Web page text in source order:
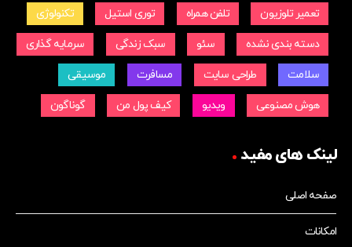
تعمیر تلوزیون تلفن همراه توری استیل تکنولوژی
دسته بندی نشده سئو سبک زندگی سرمایه گذاری
سلامت طراحی سایت مسافرت موسیقی
هوش مصنوعی ویدیو کیف پول من گوناگون
لینک های مفید
صفحه اصلی
امکانات